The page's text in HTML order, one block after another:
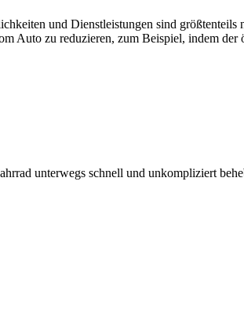
und Dienstleistungen sind größtenteils
Auto zu reduzieren, zum Beispiel, indem der
unterwegs schnell und unkompliziert